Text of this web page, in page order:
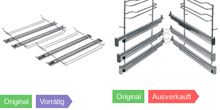
Original Vorrätig
Original Ausverkauft